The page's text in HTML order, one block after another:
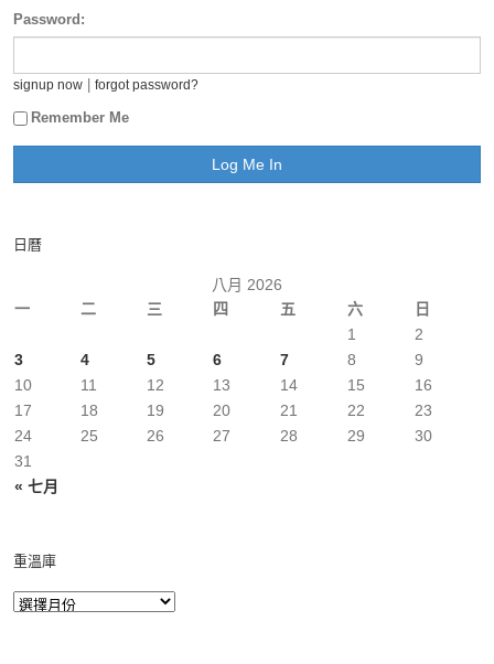
Password:
signup now forgot password?
Remember Me
日曆
八月 2026
一
二 三 四 五 六 日
« 七月
1
2
3
4 5 6 7 8
9
10
11 12 13 14 15
16
17
18 19 20 21 22
23
24
25 26 27 28 29
30
31
重溫庫